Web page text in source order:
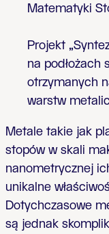
Matematyki
Projekt „
na podłożach
otrzymanych
warstw
Metale takie jak
stopów w skali
nanometrycznej
unikalne
Dotychczasowe
są jednak